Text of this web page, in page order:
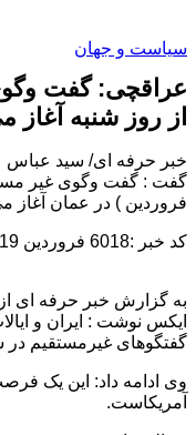
سیاست و جهان
عراقچی: گفت
از روز شنبه آغاز
خبر حرفه ای/ سید عباس
فروردین ) در عمان آغاز
کد خبر :6018 فروردین 19, 1404
به گزارش خبر حرفه ای
ایکس نوشت : ایران و
گفتگوهای غیرمستقیم
وی ادامه داد: این یک
آمریکاست.